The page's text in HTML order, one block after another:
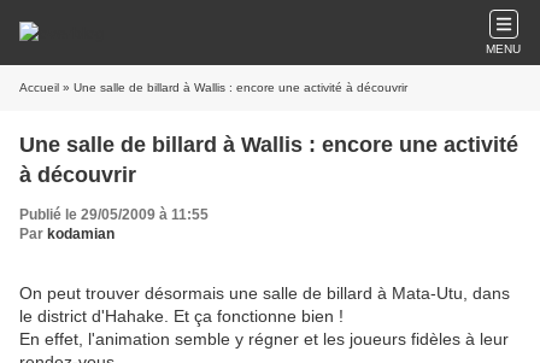
MENU
Accueil » Une salle de billard à Wallis : encore une activité à découvrir
Une salle de billard à Wallis : encore une activité
à découvrir
Publié le 29/05/2009 à 11:55
Par kodamian
On peut trouver désormais une salle de billard à Mata-Utu, dans
le district d'Hahake. Et ça fonctionne bien !
En effet, l'animation semble y régner et les joueurs fidèles à leur